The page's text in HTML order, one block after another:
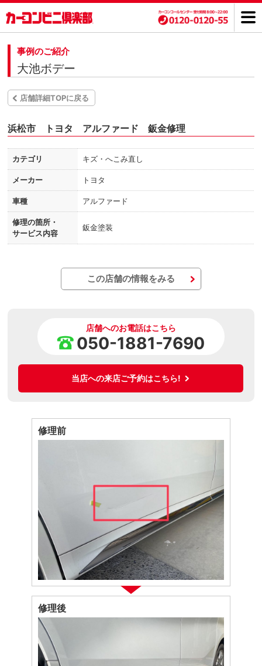
事例のご紹介
大池ボデー
店舗詳細TOPに戻る
浜松市 トヨタ アルファード 鈑金修理
カテゴリ キズ・へこみ直し
メーカー トヨタ
車種 アルファード
修理の箇所・
サービス内容
鈑金塗装
この店舗の情報をみる
店舗へのお電話はこちら
050-1881-7690
当店への来店ご予約はこちら!
修理前
修理後